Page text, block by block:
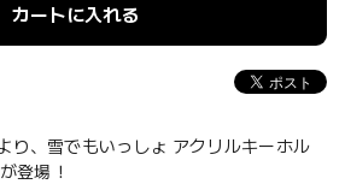
カートに入れる
り、雪でもいっしょ アクリルキーホル
登場！